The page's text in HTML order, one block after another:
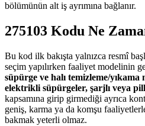
bölümünün alt iş ayrımına bağlanır.
275103 Kodu Ne
Bu kod ilk bakışta yalnızca resmî
seçim yapılırken faaliyet modelinin
süpürge ve halı temizleme/
elektrikli süpürgeler, şarjlı veya
kapsamına girip girmediği ayrıca
geniş, karma ya da komşu
bakmak yeterli olmaz.